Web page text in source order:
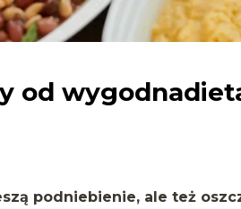
od
podniebienie, ale też